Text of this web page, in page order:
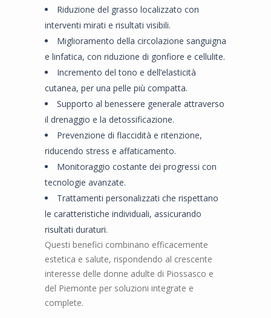
Riduzione del grasso localizzato con
interventi mirati e risultati visibili.
Miglioramento della circolazione sanguigna
e linfatica, con riduzione di gonfiore e cellulite.
Incremento del tono e dell’elasticità
cutanea, per una pelle più compatta.
Supporto al benessere generale attraverso
il drenaggio e la detossificazione.
Prevenzione di flaccidità e ritenzione,
riducendo stress e affaticamento.
Monitoraggio costante dei progressi con
tecnologie avanzate.
Trattamenti personalizzati che rispettano
le caratteristiche individuali, assicurando
risultati duraturi.
Questi benefici combinano efficacemente
estetica e salute, rispondendo al crescente
interesse delle donne adulte di Piossasco e
del Piemonte per soluzioni integrate e
complete.